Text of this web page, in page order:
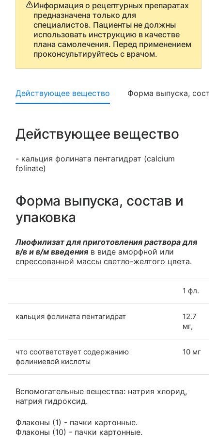
Информация о рецептурных препаратах
предназначена только для
специалистов. Пациенты не должны
использовать инструкцию в качестве
плана самолечения. Перед применением
проконсультируйтесь с врачом.
Действующее вещество Форма выпуска,
Действующее вещество
- кальция фолината пентагидрат (calcium
folinate)
Форма выпуска, состав и
упаковка
Лиофилизат для приготовления раствора для
в/в и в/м введения в виде аморфной или
спрессованной массы светло-желтого цвета.
1 фл.
кальция фолината пентагидрат
12.7
мг,
что соответствует содержанию
фолиниевой кислоты
10 мг
Вспомогательные вещества: натрия хлорид,
натрия гидроксид.
Флаконы (1) - пачки картонные.
Флаконы (10) - пачки картонные.